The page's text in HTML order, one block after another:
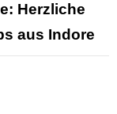
Herzliche
aus Indore